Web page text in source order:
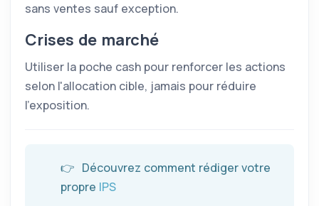
sans ventes sauf exception.
Crises de marché
Utiliser la poche cash pour renforcer les actions
selon l'allocation cible, jamais pour réduire
l'exposition.
👉 Découvrez comment rédiger votre
propre IPS